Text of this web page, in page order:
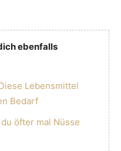
ebenfalls
Lebensmittel
Bedarf
öfter mal Nüsse